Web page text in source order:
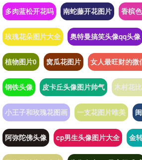
多肉蓝松开花吗 南蛇藤开花图片 香槟
玫瑰花朵图片大全 奥特曼搞笑头像qq头像
植物图片0 窝瓜花图片 女人最旺财的微
钢铁头像 皮卡丘头像图片帅气 木村花
小王子和玫瑰花图画 一支花图片唯美
阿弥陀佛头像 cp男生头像图片大全 金